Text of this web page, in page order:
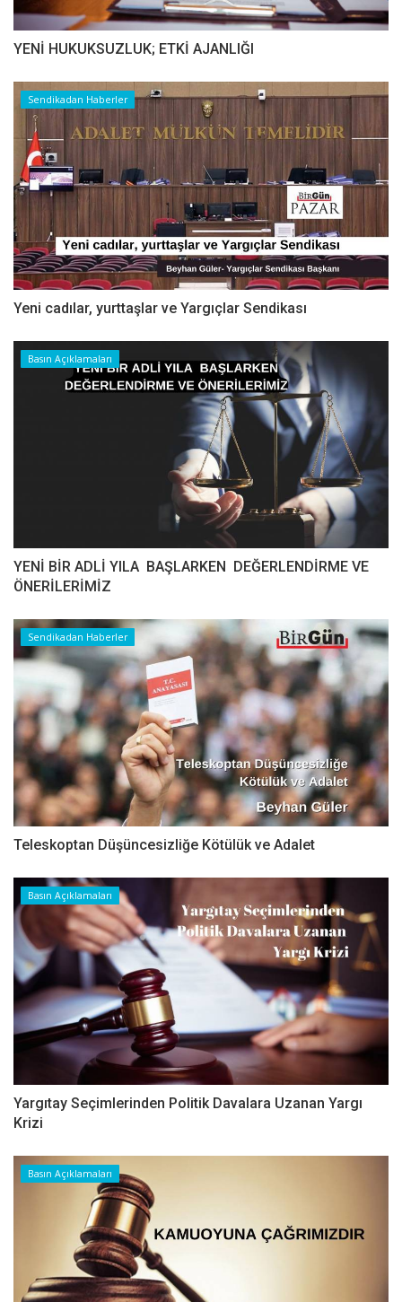
YENİ HUKUKSUZLUK; ETKİ AJANLIĞI
Sendikadan Haberler
Yeni cadılar, yurttaşlar ve Yargıçlar Sendikası
Basın Açıklamaları
YENİ BİR ADLİ YILA BAŞLARKEN DEĞERLENDİRME VE
ÖNERİLERİMİZ
Sendikadan Haberler
Teleskoptan Düşüncesizliğe Kötülük ve Adalet
Basın Açıklamaları
Yargıtay Seçimlerinden Politik Davalara Uzanan Yargı
Krizi
Basın Açıklamaları